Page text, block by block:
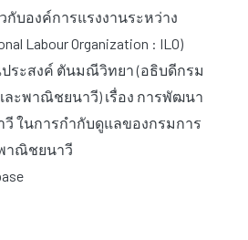
กับองค์การแรงงานระหว่าง
Labour Organization : ILO)
ะสงค์ ตันมณีวิทยา (อธิบดีกรม
ะพาณิชยนาวี) เรื่อง การพัฒนา
ในการกำกับดูแลของกรมการ
าณิชยนาวี